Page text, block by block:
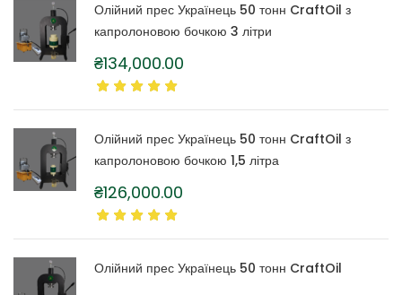
Олійний прес Українець 50 тонн CraftOil з
капролоновою бочкою 3 літри
₴134,000.00
Олійний прес Українець 50 тонн CraftOil з
капролоновою бочкою 1,5 літра
₴126,000.00
Олійний прес Українець 50 тонн CraftOil